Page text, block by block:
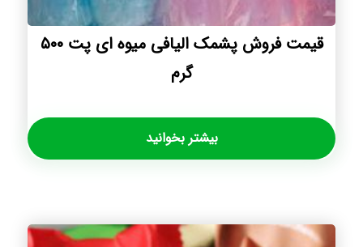
قیمت فروش پشمک الیافی میوه ای پت ۵۰۰
گرم
بیشتر بخوانید